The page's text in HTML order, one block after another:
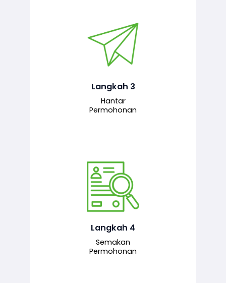
Langkah 3
Hantar
Permohonan
Permohonan yang lengkap dihantar
untuk proses semakan dan
bertanggungjawab.
Langkah 4
Semakan
Permohonan
Pegawai penyemak menyemak
maklumat yang dikemukakan. Jika
semua maklumat adalah lengkap dan
kepada pegawai pelulus untuk
tindakan seterusnya.